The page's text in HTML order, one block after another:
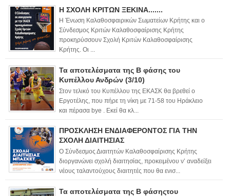
Η ΣΧΟΛΗ ΚΡΙΤΩΝ ΞΕΚΙΝΑ.......
Η Ένωση Καλαθοσφαιρικών Σωματείων Κρήτης και ο
Σύνδεσμος Κριτών Καλαθοσφαίρισης Κρήτης
προκηρύσσουν Σχολή Κριτών Καλαθοσφαίρισης
Κρήτης. Οι ...
Τα αποτελέσματα της Β φάσης του
Κυπέλλου Ανδρών (3/10)
Στον τελικό του Κυπέλλου της ΕΚΑΣΚ θα βρεθεί ο
Εργοτέλης, που πήρε τη νίκη με 71-58 του Ηράκλειο
και πέρασα bye . Εκεί θα κλ...
ΠΡΟΣΚΛΗΣΗ ΕΝΔΙΑΦΕΡΟΝΤΟΣ ΓΙΑ ΤΗΝ
ΣΧΟΛΗ ΔΙΑΙΤΗΣΙΑΣ
Ο Σύνδεσμος Διαιτητών Καλαθοσφαίρισης Κρήτης
διοργανώνει σχολή διαιτησίας, προκειμένου ν’ αναδείξει
νέους ταλαντούχους διαιτητές που θα ενισ...
Τα αποτελέσματα της Β φάσηςτου